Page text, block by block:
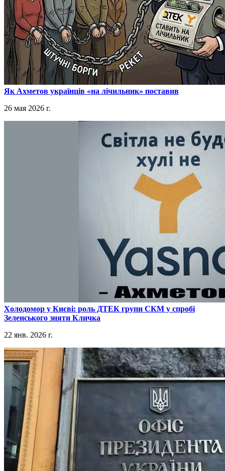
​Як Ахметов українців «на лічильник» поставив
26 мая 2026 г.
​Холодомор у Києві: роль ДТЕК групи СКМ у спробі
Зеленського зняти Кличка
22 янв. 2026 г.